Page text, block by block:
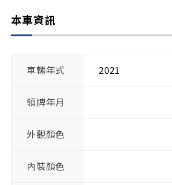
本車資訊
車輛年式 2021
領牌年月
外觀顏色
內裝顏色